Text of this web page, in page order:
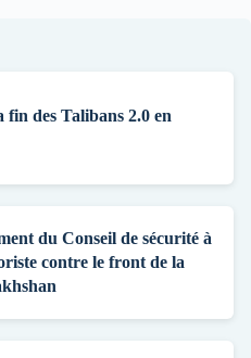
fin des Talibans 2.0 en
du Conseil de sécurité à
contre le front de la